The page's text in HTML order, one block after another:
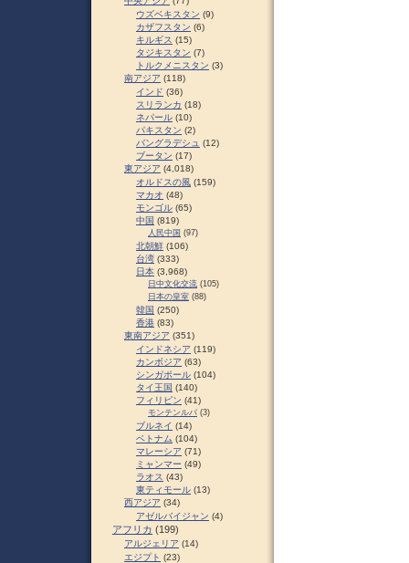
ウズベキスタン (9)
カザフスタン (6)
キルギス (15)
タジキスタン (7)
トルクメニスタン (3)
南アジア (118)
インド (36)
スリランカ (18)
ネパール (10)
パキスタン (2)
バングラデシュ (12)
ブータン (17)
東アジア (4,018)
オルドスの風 (159)
マカオ (48)
モンゴル (65)
中国 (819)
人民中国 (97)
北朝鮮 (106)
台湾 (333)
日本 (3,968)
日中文化交流 (105)
日本の皇室 (88)
韓国 (250)
香港 (83)
東南アジア (351)
インドネシア (119)
カンボジア (63)
シンガポール (104)
タイ王国 (140)
フィリピン (41)
モンテンルパ (3)
ブルネイ (14)
ベトナム (104)
マレーシア (71)
ミャンマー (49)
ラオス (43)
東ティモール (13)
西アジア (34)
アゼルバイジャン (4)
アフリカ (199)
アルジェリア (14)
エジプト (23)